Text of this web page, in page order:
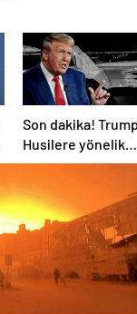
Son dakika!
Husilere yönelik
saldırıları